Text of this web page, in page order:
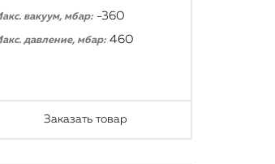
вакуум, мбар: -360
давление, мбар: 460
Заказать товар